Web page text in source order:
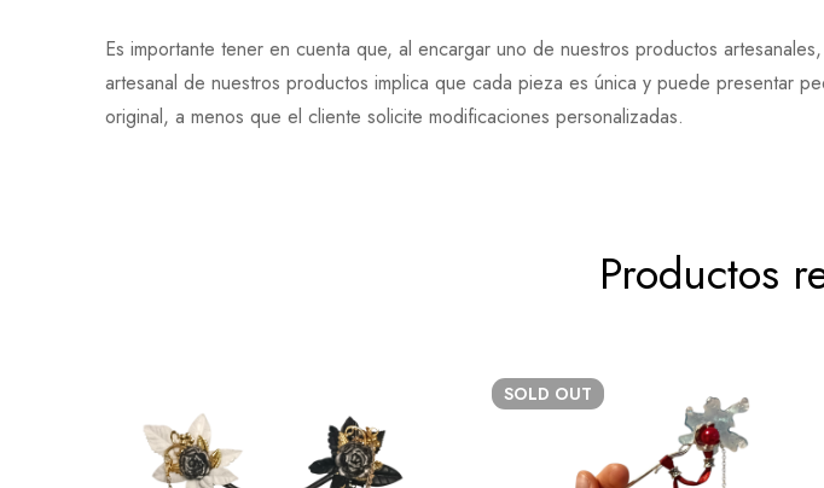
Es importante tener en cuenta que, al encargar uno de nuestros productos
artesanal de nuestros productos implica que cada pieza es única y puede presentar
original, a menos que el cliente solicite modificaciones personalizadas.
Productos
SOLD OUT